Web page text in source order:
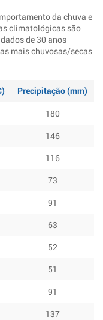
da chuva e
climatológicas são
de 30 anos
mais chuvosas/secas
Precipitação (mm)
180
146
116
73
91
63
52
51
91
137